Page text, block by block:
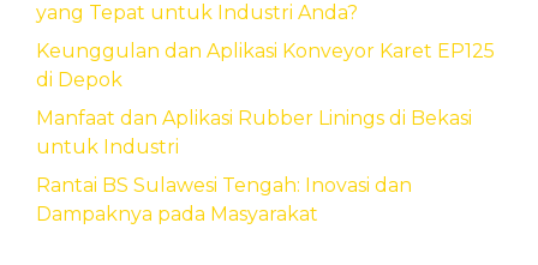
yang Tepat untuk Industri Anda?
Keunggulan dan Aplikasi Konveyor Karet EP125
di Depok
Manfaat dan Aplikasi Rubber Linings di Bekasi
untuk Industri
Rantai BS Sulawesi Tengah: Inovasi dan
Dampaknya pada Masyarakat